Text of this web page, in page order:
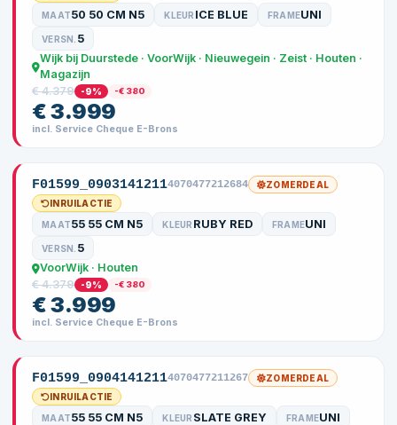
MAAT50 50 CM N5 KLEUR ICE BLUE FRAMEUNI
VERSN. 5
Wijk bij Duurstede · VoorWijk · Nieuwegein · Zeist · Houten ·
Magazijn
€ 4.379
-9% -€ 380
€ 3.999
incl. Service Cheque E-Brons
F01599_09031412114070477212684
ZOMERDEAL
INRUILACTIE
MAAT55 55 CM N5 KLEUR RUBY RED FRAMEUNI
VERSN. 5
VoorWijk · Houten
€ 4.379
-9% -€ 380
€ 3.999
incl. Service Cheque E-Brons
F01599_09041412114070477211267
ZOMERDEAL
INRUILACTIE
MAAT55 55 CM N5 KLEUR SLATE GREY FRAMEUNI